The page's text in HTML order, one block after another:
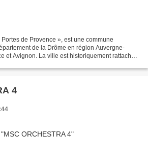
de Provence », est une commune
de la Drôme en région Auvergne-
et Avignon. La ville est historiquement rattachée
4